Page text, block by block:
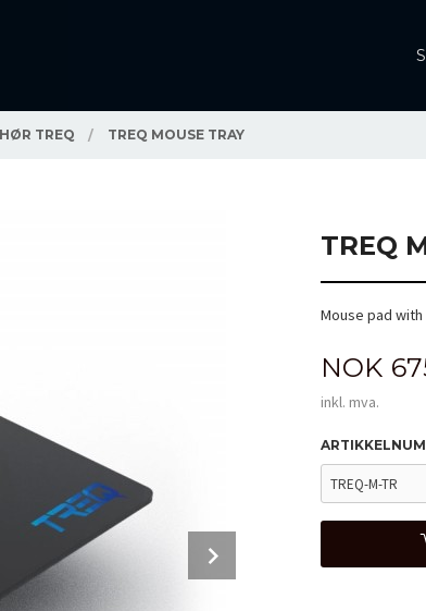
TREQ TREQ MOUSE TRAY
TREQ
Mouse pad
Pris
NOK
inkl. mva.